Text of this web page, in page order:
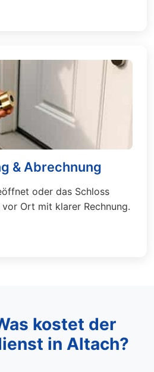
& Abrechnung
oder das Schloss
Ort mit klarer Rechnung.
kostet der
in Altach?